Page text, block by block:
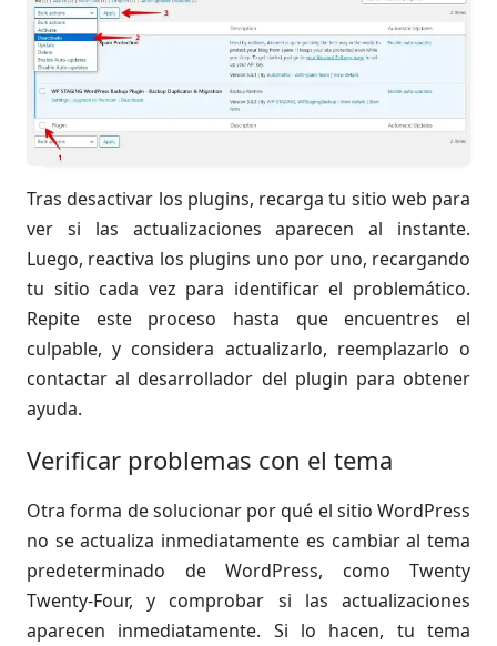
Tras desactivar los plugins, recarga tu sitio web para
ver si las actualizaciones aparecen al instante.
Luego, reactiva los plugins uno por uno, recargando
tu sitio cada vez para identificar el problemático.
Repite este proceso hasta que encuentres el
culpable, y considera actualizarlo, reemplazarlo o
contactar al desarrollador del plugin para obtener
ayuda.
Verificar problemas con el tema
Otra forma de solucionar por qué el sitio WordPress
no se actualiza inmediatamente es cambiar al tema
predeterminado de WordPress, como Twenty
Twenty-Four, y comprobar si las actualizaciones
aparecen inmediatamente. Si lo hacen, tu tema